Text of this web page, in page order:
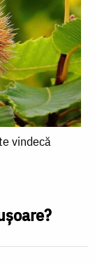
vindecă